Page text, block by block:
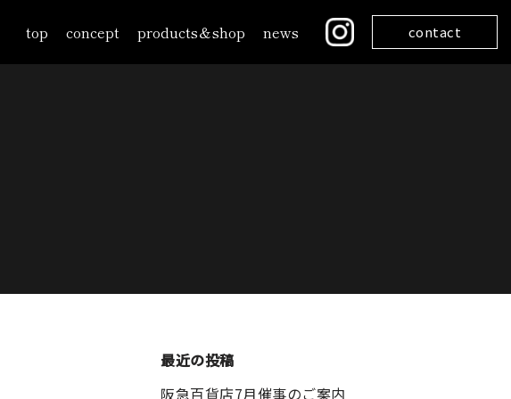
top concept products＆shop news contact
最近の投稿
阪急百貨店7月催事のご案内